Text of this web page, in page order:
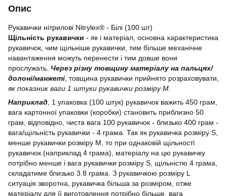
Опис
Рукавички нітрилові Nitrylex® - Білі (100 шт)
Щільність рукавички - як і матеріал, основна характеристика
рукавичок, чим щільніше рукавички, тим більше механічне
навантаження можуть перенести і тим довше вони
прослужать. Через різну товщину матеріалу на пальцях/
долоні/манжеті , товщина рукавички прийнято розраховувати,
як показник ваги 1 штуки рукавички розміру М.
Наприклад , 1 упаковка (100 штук) рукавичок важить 450 грам,
вага картонної упаковки (коробки) становить приблизно 50
грам, відповідно, чиста вага 100 рукавичок - близько 400 грам -
вага/щільність рукавички - 4 грама. Так як рукавичка розміру S,
менше рукавички розміру М, то при однаковій щільності
рукавичок (наприклад 4 грама), матеріалу на цю рукавичку
потрібно менше і вага рукавички розміру S, щільністю 4 грама,
складатиме близько 3.8 грама. З рукавичкою розміру L
ситуація зворотна, рукавичка більша за розміром, отже
матеріалу для її виготовлення потрібно більше, вага